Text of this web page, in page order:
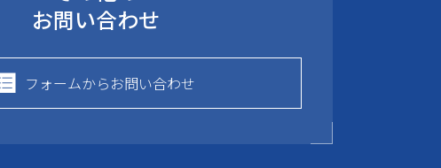
お問い合わせ
フォームからお問い合わせ